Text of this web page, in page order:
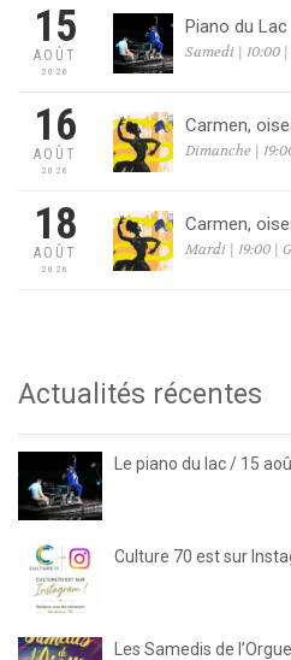
15
AOÛT
2026
Piano du Lac
Samedi | 10:00
16
AOÛT
2026
Carmen,
Dimanche |
18
AOÛT
2026
Carmen,
Mardi | 19:00 |
Actualités récentes
Le piano du lac / 15
Culture 70 est sur
Les Samedis de